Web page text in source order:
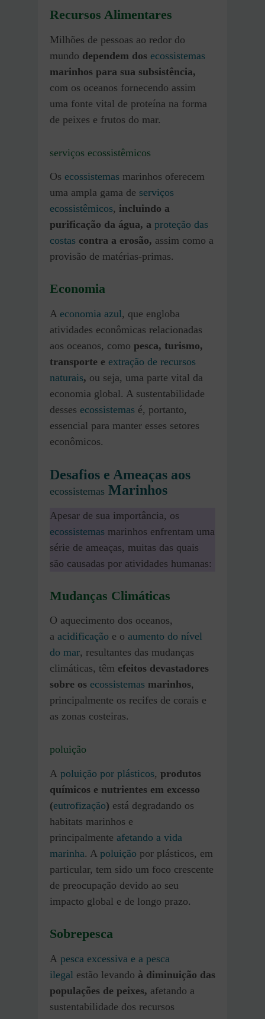
Recursos Alimentares
Milhões de pessoas ao redor do
mundo dependem dos ecossistemas
marinhos para sua subsistência,
com os oceanos fornecendo assim
uma fonte vital de proteína na forma
de peixes e frutos do mar.
serviços ecossistêmicos
Os ecossistemas marinhos oferecem
uma ampla gama de serviços
ecossistêmicos, incluindo a
purificação da água, a proteção das
costas contra a erosão, assim como a
provisão de matérias-primas.
Economia
A economia azul, que engloba
atividades econômicas relacionadas
aos oceanos, como pesca, turismo,
transporte e extração de recursos
naturais, ou seja, uma parte vital da
economia global. A sustentabilidade
desses ecossistemas é, portanto,
essencial para manter esses setores
econômicos.
Desafios e Ameaças aos
ecossistemas Marinhos
Apesar de sua importância, os
ecossistemas marinhos enfrentam uma
série de ameaças, muitas das quais
são causadas por atividades humanas:
Mudanças Climáticas
O aquecimento dos oceanos,
a acidificação e o aumento do nível
do mar, resultantes das mudanças
climáticas, têm efeitos devastadores
sobre os ecossistemas marinhos,
principalmente os recifes de corais e
as zonas costeiras.
poluição
A poluição por plásticos, produtos
químicos e nutrientes em excesso
(eutrofização) está degradando os
habitats marinhos e
principalmente afetando a vida
marinha. A poluição por plásticos, em
particular, tem sido um foco crescente
de preocupação devido ao seu
impacto global e de longo prazo.
Sobrepesca
A pesca excessiva e a pesca
ilegal estão levando à diminuição das
populações de peixes, afetando a
sustentabilidade dos recursos